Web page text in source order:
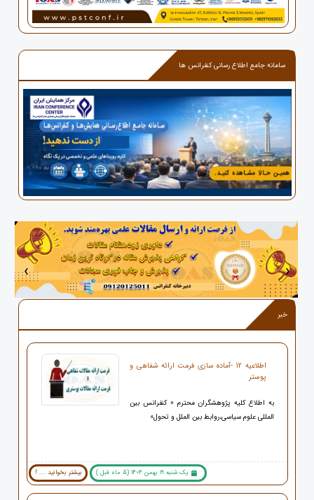
سامانه جامع اطلاع رسانی کنفرانس ها
‹ ›
خبر
اطلاعیه 12 -آماده سازی فرمت ارائه شفاهی و
پوستر
به اطلاع کلیه پژوهشگران محترم « کنفرانس بین
المللی علوم سیاسی،روابط بین الملل و تحول»
یک شنبه 19 بهمن 1404 (5 ماه قبل ) بیشتر بخوانید ... !